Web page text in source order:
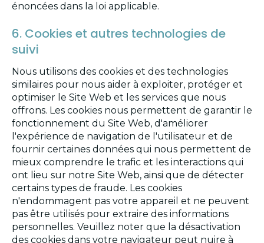
énoncées dans la loi applicable.
6. Cookies et autres technologies de
suivi
Nous utilisons des cookies et des technologies
similaires pour nous aider à exploiter, protéger et
optimiser le Site Web et les services que nous
offrons. Les cookies nous permettent de garantir le
fonctionnement du Site Web, d'améliorer
l'expérience de navigation de l'utilisateur et de
fournir certaines données qui nous permettent de
mieux comprendre le trafic et les interactions qui
ont lieu sur notre Site Web, ainsi que de détecter
certains types de fraude. Les cookies
n'endommagent pas votre appareil et ne peuvent
pas être utilisés pour extraire des informations
personnelles. Veuillez noter que la désactivation
des cookies dans votre navigateur peut nuire à